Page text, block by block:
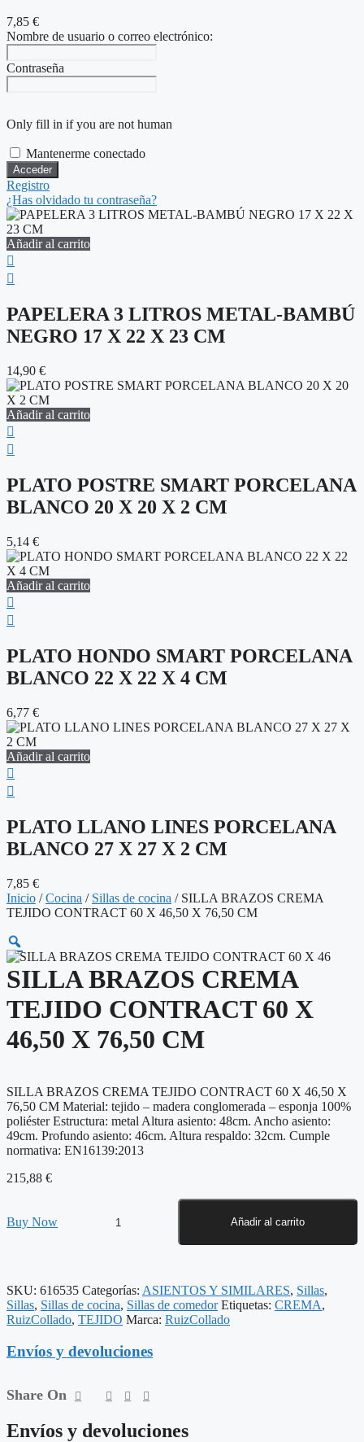
7,85 €
Nombre de usuario o correo electrónico:
Contraseña
Only fill in if you are not human
Mantenerme conectado
Registro
¿Has olvidado tu contraseña?
Añadir al carrito
PAPELERA 3 LITROS METAL-BAMBÚ
NEGRO 17 X 22 X 23 CM
14,90 €
Añadir al carrito
PLATO POSTRE SMART PORCELANA
BLANCO 20 X 20 X 2 CM
5,14 €
Añadir al carrito
PLATO HONDO SMART PORCELANA
BLANCO 22 X 22 X 4 CM
6,77 €
Añadir al carrito
PLATO LLANO LINES PORCELANA
BLANCO 27 X 27 X 2 CM
7,85 €
Inicio /Cocina / Sillas de cocina / SILLA BRAZOS CREMA
TEJIDO CONTRACT 60 X 46,50 X 76,50 CM
SILLA BRAZOS CREMA
TEJIDO CONTRACT 60 X
46,50 X 76,50 CM
SILLA BRAZOS CREMA TEJIDO CONTRACT 60 X 46,50 X
76,50 CM Material: tejido – madera conglomerada – esponja 100%
poliéster Estructura: metal Altura asiento: 48cm. Ancho asiento:
49cm. Profundo asiento: 46cm. Altura respaldo: 32cm. Cumple
normativa: EN16139:2013
215,88 €
Buy Now
SILLA
60
X
46,50
76,50
Añadir al carrito
SKU: 616535 Categorías: ASIENTOS Y SIMILARES, Sillas,
Sillas, Sillas de cocina, Sillas de comedor Etiquetas: CREMA,
RuizCollado, TEJIDO Marca: RuizCollado
Envíos y devoluciones
Share On
Envíos y devoluciones